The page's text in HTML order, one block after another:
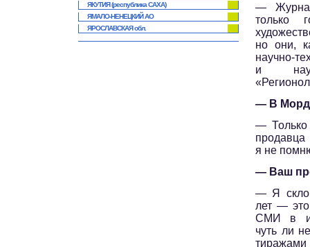
ЯКУТИЯ (республика САХА)
ЯМАЛО-НЕНЕЦКИЙ АО
ЯРОСЛАВСКАЯ обл.
—
только
но они,
научно-
и
— В
— Только
я не
— Ваш
— Я
лет — это
СМИ в
чуть ли